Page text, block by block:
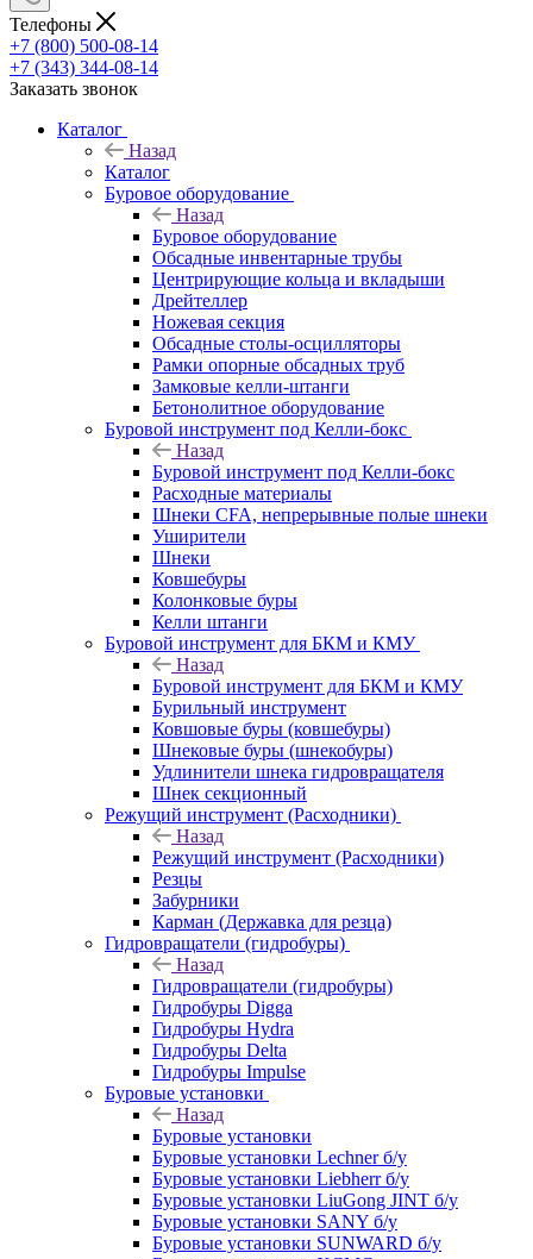
Телефоны
+7 (800) 500-08-14
+7 (343) 344-08-14
Заказать звонок
Каталог
Назад
Каталог
Буровое оборудование
Назад
Буровое оборудование
Обсадные инвентарные трубы
Центрирующие кольца и вкладыши
Дрейтеллер
Ножевая секция
Обсадные столы-осцилляторы
Рамки опорные обсадных труб
Замковые келли-штанги
Бетонолитное оборудование
Буровой инструмент под Келли-бокс
Назад
Буровой инструмент под Келли-бокс
Расходные материалы
Шнеки CFA, непрерывные полые шнеки
Уширители
Шнеки
Ковшебуры
Колонковые буры
Келли штанги
Буровой инструмент для БКМ и КМУ
Назад
Буровой инструмент для БКМ и КМУ
Бурильный инструмент
Ковшовые буры (ковшебуры)
Шнековые буры (шнекобуры)
Удлинители шнека гидровращателя
Шнек секционный
Режущий инструмент (Расходники)
Назад
Режущий инструмент (Расходники)
Резцы
Забурники
Карман (Державка для резца)
Гидровращатели (гидробуры)
Назад
Гидровращатели (гидробуры)
Гидробуры Digga
Гидробуры Hydra
Гидробуры Delta
Гидробуры Impulse
Буровые установки
Назад
Буровые установки
Буровые установки Lechner б/у
Буровые установки Liebherr б/у
Буровые установки LiuGong JINT б/у
Буровые установки SANY б/у
Буровые установки SUNWARD б/у